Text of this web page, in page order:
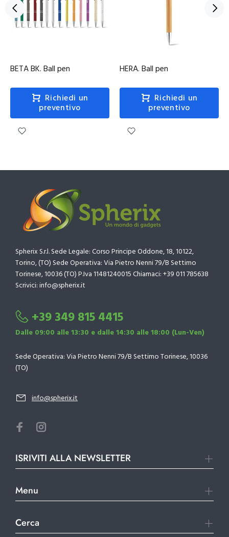
BETA BK. Ball pen
Richiedi un
preventivo
HERA. Ball pen
Richiedi un
preventivo
Spherix S.r.l. Sede Legale: Corso Principe Oddone, 18, 10122,
Torino, (TO) Sede Operativa: Via Pietro Nenni 79/B Settimo
Torinese, 10036 (TO) P.Iva 11481240015 Chiamaci: +39 011 785638
Scrivici: info@spherix.it
+39 349 815 4415
Dalle 09:00 alle 13:30 e dalle 14:30 alle 18:00 (Lun-Ven)
Sede Operativa: Via Pietro Nenni 79/B Settimo Torinese, 10036
(TO)
info@spherix.it
ISRIVITI ALLA NEWSLETTER
Menu
Cerca